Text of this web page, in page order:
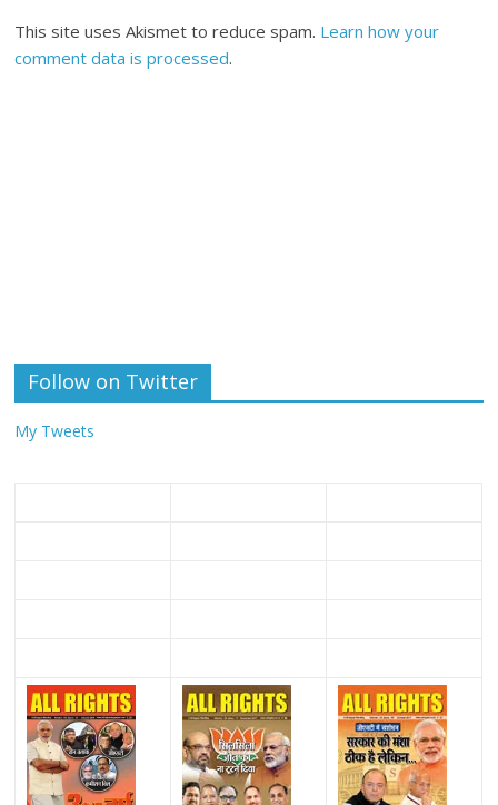
This site uses Akismet to reduce spam. Learn how your
comment data is processed.
Follow on Twitter
My Tweets